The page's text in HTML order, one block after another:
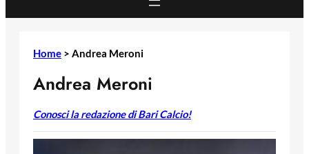
Home > Andrea Meroni
Andrea Meroni
Conosci la redazione di Bari Calcio!